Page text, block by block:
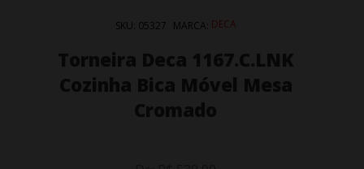
SKU: 05327 MARCA: DECA